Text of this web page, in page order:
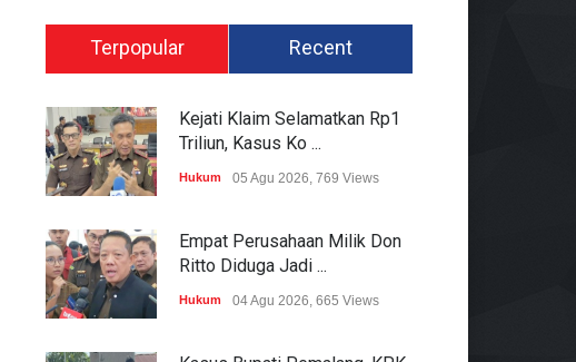
Terpopular Recent
Kejati Klaim Selamatkan Rp1
Triliun, Kasus Ko ...
Hukum 05 Agu 2026, 769 Views
Empat Perusahaan Milik Don
Ritto Diduga Jadi ...
Hukum 04 Agu 2026, 665 Views